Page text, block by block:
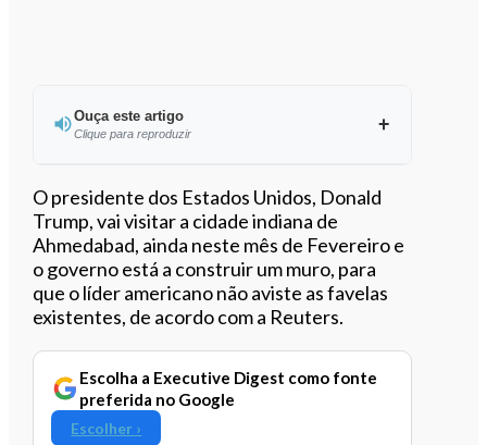
Ouça este artigo
Clique para reproduzir
Ouvir este artigo
O presidente dos Estados Unidos, Donald
Trump, vai visitar a cidade indiana de
Ahmedabad, ainda neste mês de Fevereiro e
o governo está a construir um muro, para
que o líder americano não aviste as favelas
existentes, de acordo com a Reuters.
Escolha a Executive Digest como fonte
preferida no Google
Escolher ›